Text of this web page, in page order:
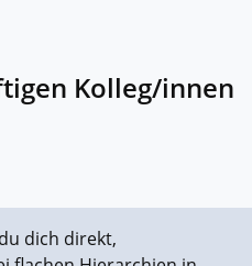
Kolleg/innen
dich direkt,